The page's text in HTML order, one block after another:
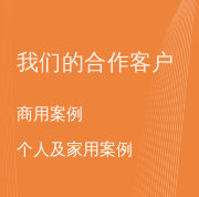
我们的合作客户
商用案例
个人及家用案例